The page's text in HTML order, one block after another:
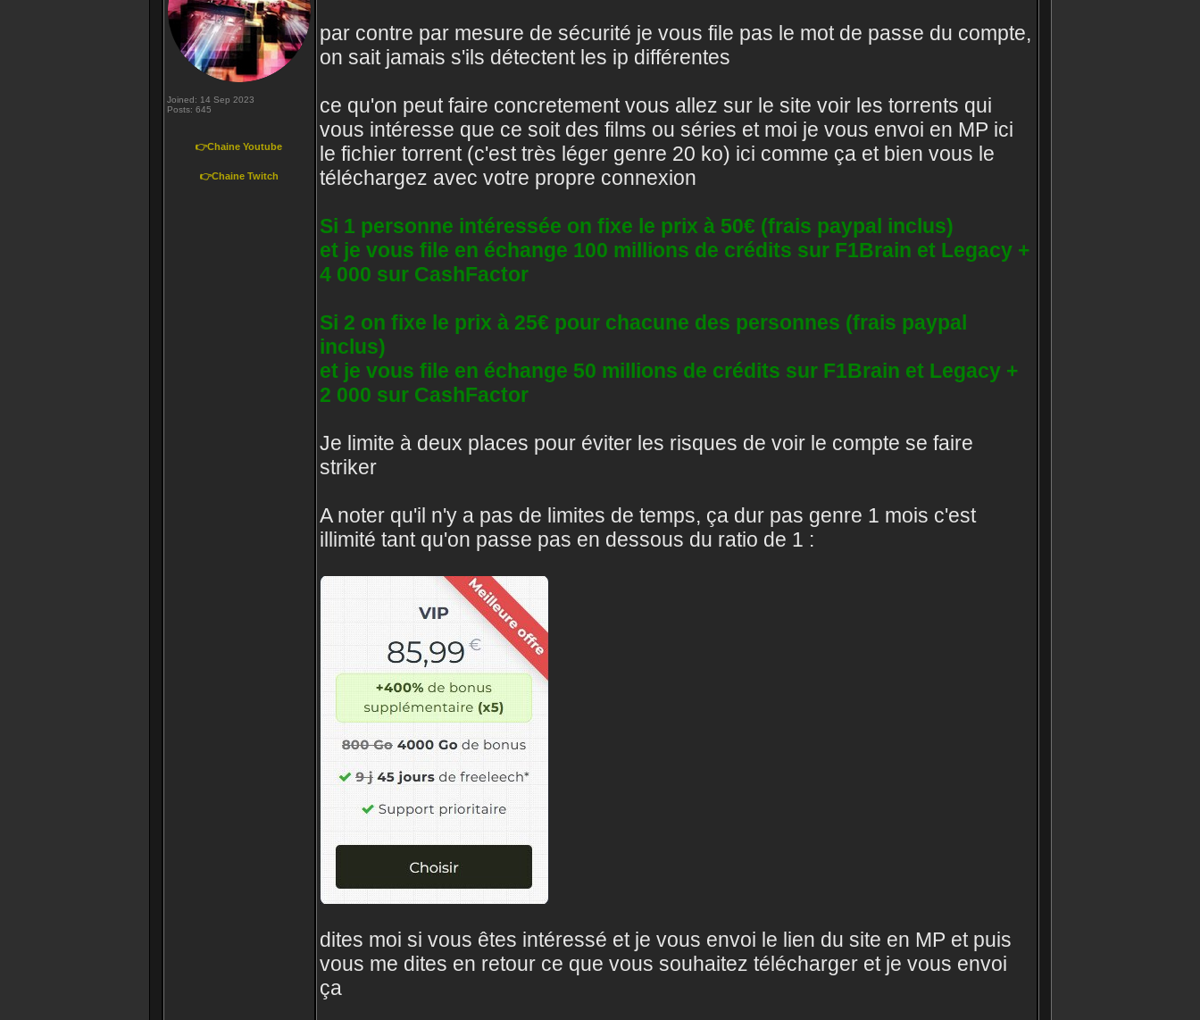
Joined: 14 Sep 2023
Posts: 645
👉Chaine Youtube
👉Chaine Twitch
par contre par mesure de sécurité je vous file pas le mot de passe du compte,
on sait jamais s'ils détectent les ip différentes
ce qu'on peut faire concretement vous allez sur le site voir les torrents qui
vous intéresse que ce soit des films ou séries et moi je vous envoi en MP ici
le fichier torrent (c'est très léger genre 20 ko) ici comme ça et bien vous le
téléchargez avec votre propre connexion
Si 1 personne intéressée on fixe le prix à 50€ (frais paypal inclus)
et je vous file en échange 100 millions de crédits sur F1Brain et Legacy +
4 000 sur CashFactor
Si 2 on fixe le prix à 25€ pour chacune des personnes (frais paypal
inclus)
et je vous file en échange 50 millions de crédits sur F1Brain et Legacy +
2 000 sur CashFactor
Je limite à deux places pour éviter les risques de voir le compte se faire
striker
A noter qu'il n'y a pas de limites de temps, ça dur pas genre 1 mois c'est
illimité tant qu'on passe pas en dessous du ratio de 1 :
dites moi si vous êtes intéressé et je vous envoi le lien du site en MP et puis
vous me dites en retour ce que vous souhaitez télécharger et je vous envoi
ça